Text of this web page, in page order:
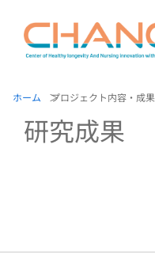
ホーム プロジェクト内容・成果
研究成果